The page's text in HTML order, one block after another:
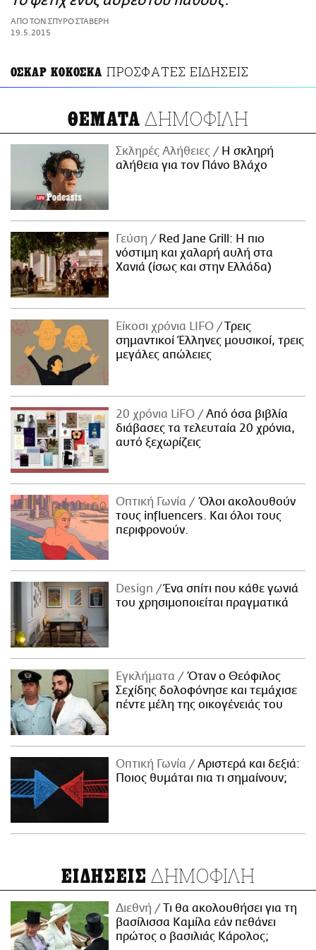
ΑΜΠΑ
PRINT
ΑΠΟ ΤΟΝ ΣΠΥΡΟ ΣΤΑΒΕΡΗ
19.5.2015
ΟΣΚΑΡ ΚΟΚΟΣΚΑ ΠΡΟΣΦΑΤΕΣ ΕΙΔΗΣΕΙΣ
ΘΕΜΑΤΑ ΔΗΜΟΦΙΛΗ
Σκληρές Αλήθειες
H σκληρή
αλήθεια για τον Πάνο Βλάχο
Γεύση
Red Jane Grill: Η πιο
νόστιμη και χαλαρή αυλή στα
Χανιά (ίσως και στην Ελλάδα)
Είκοσι χρόνια LIFO
Tρεις
σημαντικοί Έλληνες μουσικοί, τρεις
μεγάλες απώλειες
20 χρόνια LiFO
Από όσα βιβλία
διάβασες τα τελευταία 20 χρόνια,
αυτό ξεχωρίζεις
Οπτική Γωνία
Όλοι ακολουθούν
τους influencers. Και όλοι τους
περιφρονούν.
Design
Ένα σπίτι που κάθε γωνιά
του χρησιμοποιείται πραγματικά
Εγκλήματα
Όταν ο Θεόφιλος
Σεχίδης δολοφόνησε και τεμάχισε
πέντε μέλη της οικογένειάς του
Οπτική Γωνία
Αριστερά και δεξιά:
Ποιος θυμάται πια τι σημαίνουν;
ΕΙΔΗΣΕΙΣ ΔΗΜΟΦΙΛΗ
Διεθνή
Τι θα ακολουθήσει για τη
βασίλισσα Καμίλα εάν πεθάνει
πρώτος ο βασιλιάς Κάρολος;